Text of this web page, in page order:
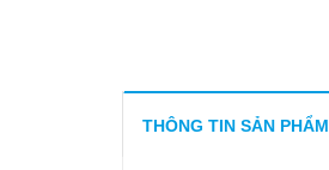
THÔNG TIN SẢN PHẨM